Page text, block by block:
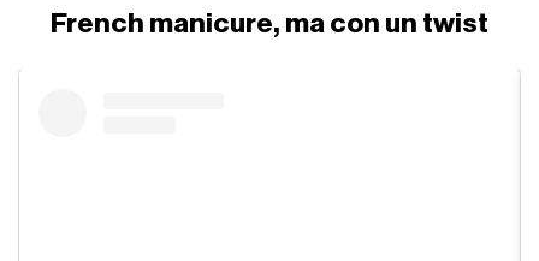
French manicure, ma con un twist